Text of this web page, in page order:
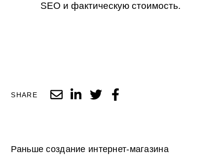
SEO и фактическую стоимость.
SHARE
Раньше создание интернет-магазина